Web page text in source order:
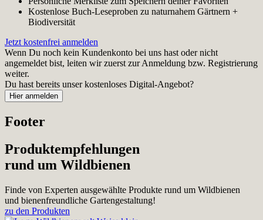
Kostenlose Buch-Leseproben zu naturnahem Gärtnern +
Biodiversität
Jetzt kostenfrei anmelden
Wenn Du noch kein Kundenkonto bei uns hast oder nicht
angemeldet bist, leiten wir zuerst zur Anmeldung bzw. Registrierung
weiter.
Du hast bereits unser kostenloses Digital-Angebot?
Footer
Produktempfehlungen
rund um Wildbienen
Finde von Experten ausgewählte Produkte rund um Wildbienen
und bienenfreundliche Gartengestaltung!
zu den Produkten